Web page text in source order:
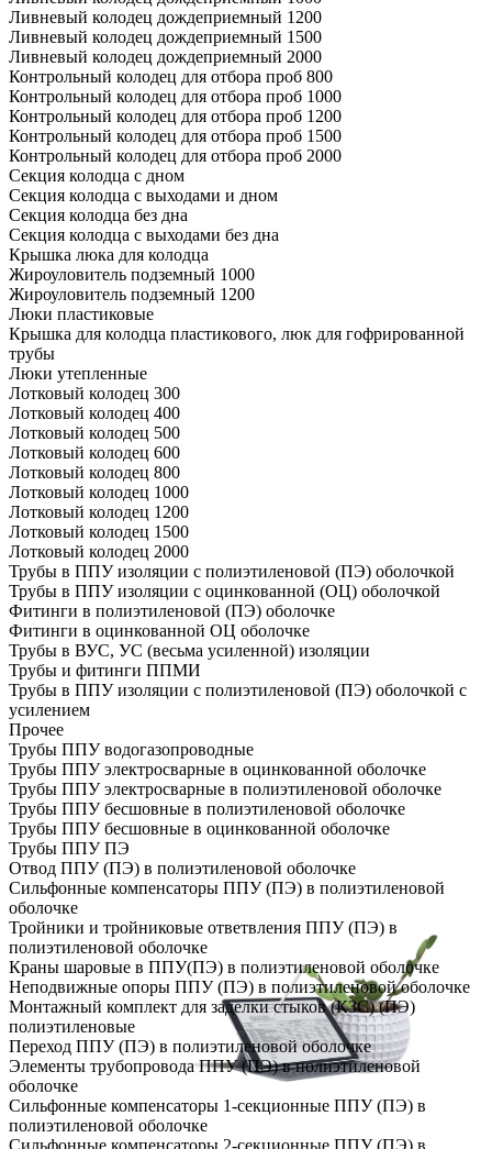
Ливневый колодец дождеприемный 1200
Ливневый колодец дождеприемный 1500
Ливневый колодец дождеприемный 2000
Контрольный колодец для отбора проб 800
Контрольный колодец для отбора проб 1000
Контрольный колодец для отбора проб 1200
Контрольный колодец для отбора проб 1500
Контрольный колодец для отбора проб 2000
Секция колодца с дном
Секция колодца с выходами и дном
Секция колодца без дна
Секция колодца с выходами без дна
Крышка люка для колодца
Жироуловитель подземный 1000
Жироуловитель подземный 1200
Люки пластиковые
Крышка для колодца пластикового, люк для гофрированной
трубы
Люки утепленные
Лотковый колодец 300
Лотковый колодец 400
Лотковый колодец 500
Лотковый колодец 600
Лотковый колодец 800
Лотковый колодец 1000
Лотковый колодец 1200
Лотковый колодец 1500
Лотковый колодец 2000
Трубы в ППУ изоляции с полиэтиленовой (ПЭ) оболочкой
Трубы в ППУ изоляции с оцинкованной (ОЦ) оболочкой
Фитинги в полиэтиленовой (ПЭ) оболочке
Фитинги в оцинкованной ОЦ оболочке
Трубы в ВУС, УС (весьма усиленной) изоляции
Трубы и фитинги ППМИ
Трубы в ППУ изоляции с полиэтиленовой (ПЭ) оболочкой с
усилением
Прочее
Трубы ППУ водогазопроводные
Трубы ППУ электросварные в оцинкованной оболочке
Трубы ППУ электросварные в полиэтиленовой оболочке
Трубы ППУ бесшовные в полиэтиленовой оболочке
Трубы ППУ бесшовные в оцинкованной оболочке
Трубы ППУ ПЭ
Отвод ППУ (ПЭ) в полиэтиленовой оболочке
Сильфонные компенсаторы ППУ (ПЭ) в полиэтиленовой
оболочке
Тройники и тройниковые ответвления ППУ (ПЭ) в
полиэтиленовой оболочке
Краны шаровые в ППУ(ПЭ) в полиэтиленовой оболочке
Неподвижные опоры ППУ (ПЭ) в полиэтиленовой оболочке
Монтажный комплект для заделки стыков (КЗС) (ПЭ)
полиэтиленовые
Переход ППУ (ПЭ) в полиэтиленовой оболочке
Элементы трубопровода ППУ (ПЭ) в полиэтиленовой
оболочке
Сильфонные компенсаторы 1-секционные ППУ (ПЭ) в
полиэтиленовой оболочке
Сильфонные компенсаторы 2-секционные ППУ (ПЭ) в